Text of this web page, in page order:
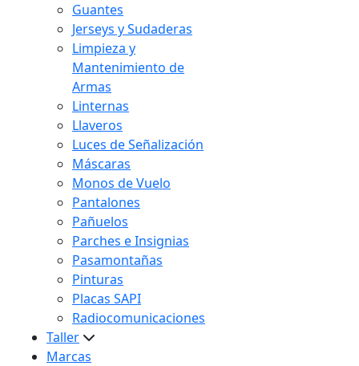
Guantes
Jerseys y Sudaderas
Limpieza y
Mantenimiento de
Armas
Linternas
Llaveros
Luces de Señalización
Máscaras
Monos de Vuelo
Pantalones
Pañuelos
Parches e Insignias
Pasamontañas
Pinturas
Placas SAPI
Radiocomunicaciones
Taller
Marcas